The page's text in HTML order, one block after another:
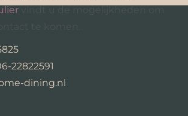
vindt u de mogelijkheden om
22822591
dining.nl